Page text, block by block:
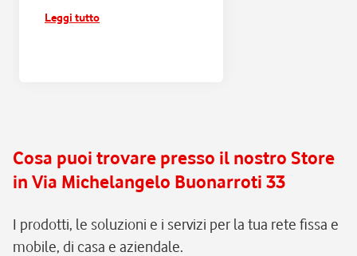
e connesso alla Centrale
assistenza e manutenzione
continua, senza pensieri.
Leggi tutto
Cosa puoi trovare presso il nostro Store
in Via Michelangelo Buonarroti 33
I prodotti, le soluzioni e i servizi per la tua rete fissa e
mobile, di casa e aziendale.